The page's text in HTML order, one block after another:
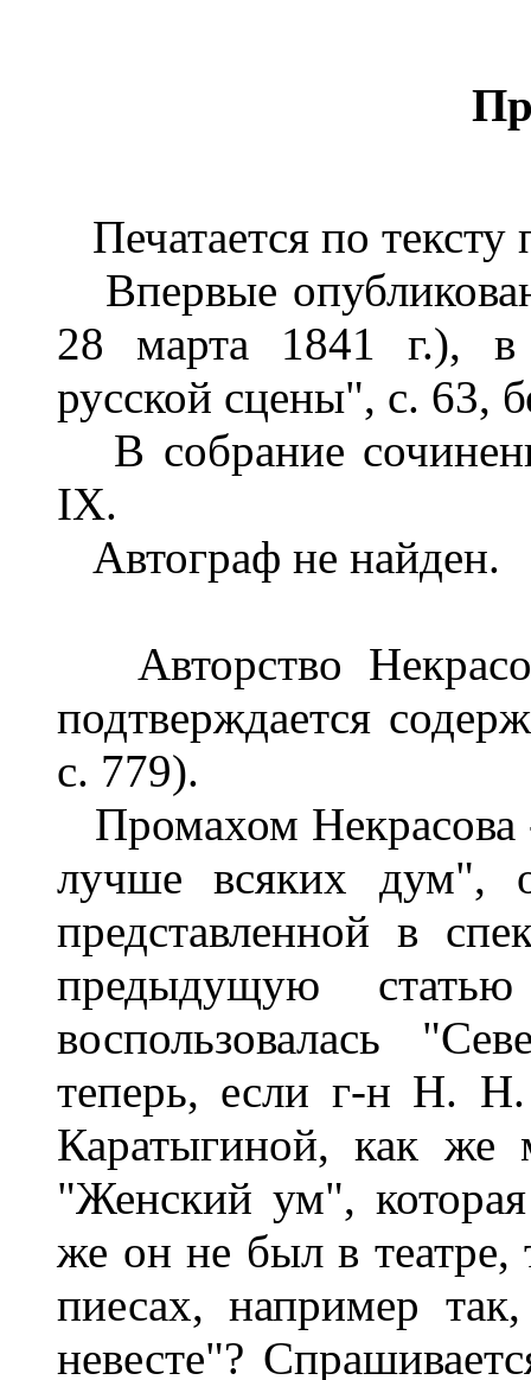
Печатается по
Впервые
28 марта 1841 г.), в
русской сцены", с. 63,
В собрание
IX.
Автограф не найден.
Авторство
подтверждается
с. 779).
Промахом Некрасова
лучше всяких дум",
представленной в
предыдущую
воспользовалась
теперь, если г-н Н.
Каратыгиной, как же
"Женский ум",
же он не был в театре,
пиесах, например
невесте"?